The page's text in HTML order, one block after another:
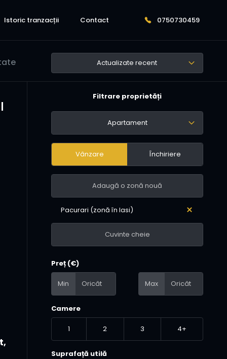
Istoric tranzacții Contact 0750730459
Actualizate recent
Filtrare proprietăți
Apartament
Vânzare Închiriere
Pacurari (zonă în Iasi)
Preț (€)
Min Max
Camere
1 2 3 4+
Suprafață utilă